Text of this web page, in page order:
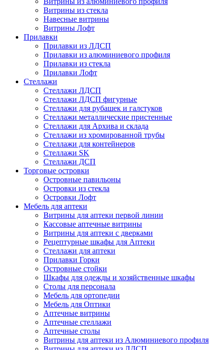
Витрины из стекла
Навесные витрины
Витрины Лофт
Прилавки
Прилавки из ЛДСП
Прилавки из алюминиевого профиля
Прилавки из стекла
Прилавки Лофт
Стеллажи
Стеллажи ЛДСП
Стеллажи ЛДСП фигурные
Стеллажи для рубашек и галстуков
Стеллажи металлические пристенные
Стеллажи для Архива и склада
Стеллажи из хромированной трубы
Стеллажи для контейнеров
Стеллажи SK
Стеллажи ДСП
Торговые островки
Островные павильоны
Островки из стекла
Островки Лофт
Мебель для аптеки
Витрины для аптеки первой линии
Кассовые аптечные витрины
Витрины для аптеки с дверками
Рецептурные шкафы для Аптеки
Стеллажи для аптеки
Прилавки Горки
Островные стойки
Шкафы для одежды и хозяйственные шкафы
Столы для персонала
Мебель для ортопедии
Мебель для Оптики
Аптечные витрины
Аптечные стеллажи
Аптечные столы
Витрины для аптеки из Алюминиевого профиля